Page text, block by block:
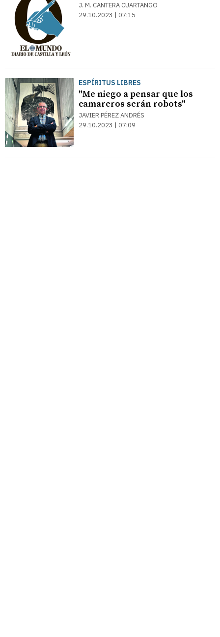
J. M. CANTERA CUARTANGO
29.10.2023 | 07:15
ESPÍRITUS LIBRES
"Me niego a pensar que los
camareros serán robots"
JAVIER PÉREZ ANDRÉS
29.10.2023 | 07:09